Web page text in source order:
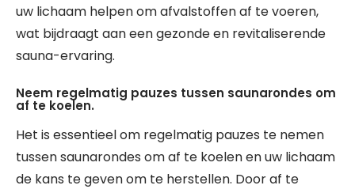
uw lichaam helpen om afvalstoffen af te voeren,
wat bijdraagt aan een gezonde en revitaliserende
sauna-ervaring.
Neem regelmatig pauzes tussen saunarondes om
af te koelen.
Het is essentieel om regelmatig pauzes te nemen
tussen saunarondes om af te koelen en uw lichaam
de kans te geven om te herstellen. Door af te